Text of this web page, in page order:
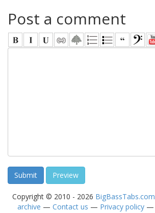
Post a comment
Copyright © 2010 - 2026 BigBassTabs.com
archive — Contact us — Privacy policy —